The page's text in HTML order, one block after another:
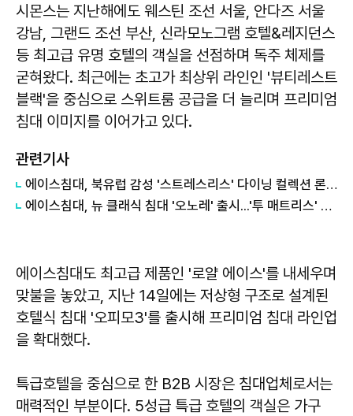
시몬스는 지난해에도 웨스틴 조선 서울, 안다즈 서울
강남, 그랜드 조선 부산, 신라모노그램 호텔&레지던스
등 최고급 유명 호텔의 객실을 선점하며 독주 체제를
굳혀왔다. 최근에는 초고가 최상위 라인인 '뷰티레스트
블랙'을 중심으로 스위트룸 공급을 더 늘리며 프리미엄
침대 이미지를 이어가고 있다.
관련기사
에이스침대, 북유럽 감성 '스트레스리스' 다이닝 컬렉션 론칭
에이스침대, 뉴 클래식 침대 '오노레' 출시...'투 매트리스' 탑재
에이스침대도 최고급 제품인 '로얄 에이스'를 내세우며
맞불을 놓았고, 지난 14일에는 저상형 구조로 설계된
호텔식 침대 '오피모3'를 출시해 프리미엄 침대 라인업
을 확대했다.
특급호텔을 중심으로 한 B2B 시장은 침대업체로서는
매력적인 부분이다. 5성급 특급 호텔의 객실은 가구